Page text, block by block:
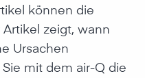
können die
zeigt, wann
Ursachen
mit dem air-Q die